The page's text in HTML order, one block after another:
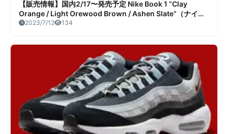
【販売情報】国内2/17〜発売予定 Nike Book 1 “Clay
Orange / Light Orewood Brown / Ashen Slate”（ナイキ
ブック1）販売/定価/店舗まとめ
2023/7/12 134